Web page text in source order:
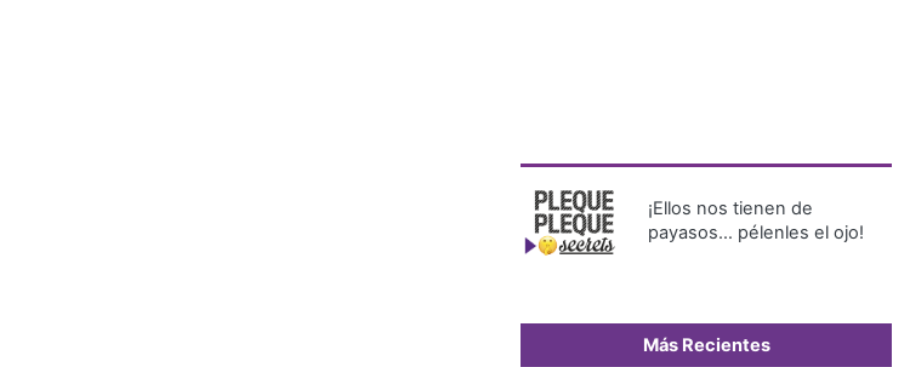
¡Ellos nos tienen de
payasos… pélenles el ojo!
Más Recientes